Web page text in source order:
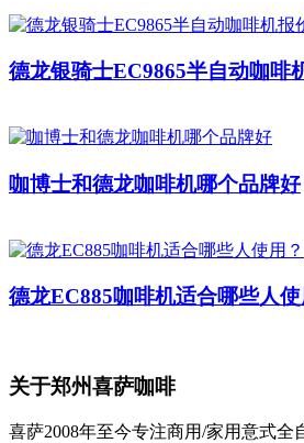
德龙银骑士EC9865半自动咖啡
咖博士和德龙咖啡机哪个品牌好
德龙EC885咖啡机适合哪些人使
关于郑州喜萨咖啡
喜萨2008年至今专注商用/家用意式全